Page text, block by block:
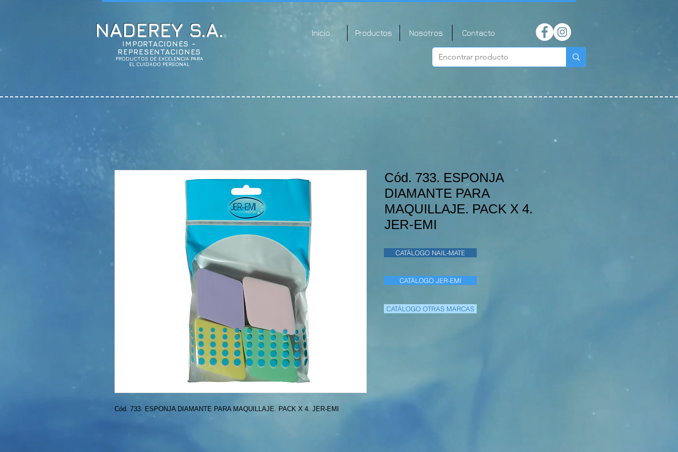
NADEREY S.A.
IMPORTACIONES -
REPRESENTACIONES
PRODUCTOS DE EXCELENCIA PARA
EL CUIDADO PERSONAL
Inicio Productos Nosotros Contacto
Cód. 733. ESPONJA DIAMANTE PARA MAQUILLAJE. PACK X 4. JER-EMI
Cód. 733. ESPONJA
DIAMANTE PARA
MAQUILLAJE. PACK X 4.
JER-EMI
CATÁLOGO NAIL-MATE
CATÁLOGO JER-EMI
CATÁLOGO OTRAS MARCAS